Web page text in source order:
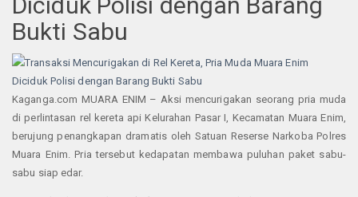
Bukti Sabu
Kaganga.com MUARA ENIM – Aksi mencurigakan seorang pria muda
di perlintasan rel kereta api Kelurahan Pasar I, Kecamatan Muara Enim,
berujung penangkapan dramatis oleh Satuan Reserse Narkoba Polres
Muara Enim. Pria tersebut kedapatan membawa puluhan paket sabu-
sabu siap edar.